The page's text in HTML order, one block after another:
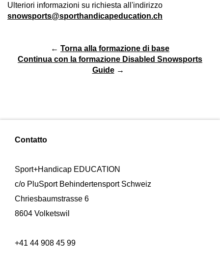
Ulteriori informazioni su richiesta all'indirizzo
snowsports@sporthandicapeducation.ch
← Torna alla formazione di base
Continua con la formazione Disabled Snowsports
Guide→
Contatto
Sport+Handicap EDUCATION
c/o PluSport Behindertensport Schweiz
Chriesbaumstrasse 6
8604 Volketswil
+41 44 908 45 99